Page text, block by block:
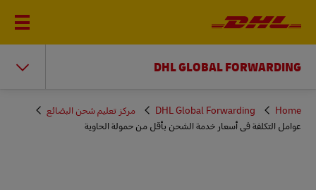
DHL GLOBAL FORWARDING
You
are
here
Home
DHL Global Forwarding
مركز تعليم شحن البضائع
عوامل التكلفة في أسعار خدمة الشحن بأقل من حمولة الحاوية